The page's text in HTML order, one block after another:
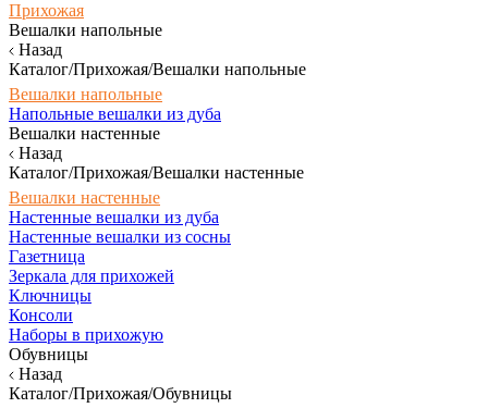
Прихожая
Вешалки напольные
Назад
Каталог/Прихожая/Вешалки напольные
Вешалки напольные
Напольные вешалки из дуба
Вешалки настенные
Назад
Каталог/Прихожая/Вешалки настенные
Вешалки настенные
Настенные вешалки из дуба
Настенные вешалки из сосны
Газетница
Зеркала для прихожей
Ключницы
Консоли
Наборы в прихожую
Обувницы
Назад
Каталог/Прихожая/Обувницы